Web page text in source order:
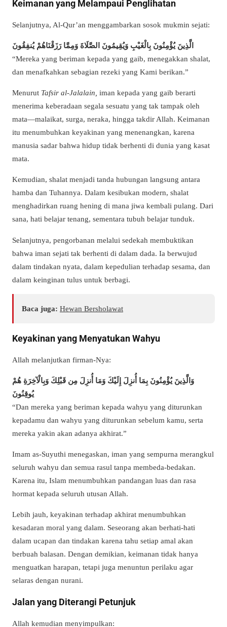
Keimanan yang Melampaui Penglihatan
Selanjutnya, Al-Qur’an menggambarkan sosok mukmin sejati:
الَّذِينَ يُؤْمِنُونَ بِالْغَيْبِ وَيُقِيمُونَ الصَّلَاةَ وَمِمَّا رَزَقْنَاهُمْ يُنفِقُونَ
“Mereka yang beriman kepada yang gaib, menegakkan shalat,
dan menafkahkan sebagian rezeki yang Kami berikan.”
Menurut Tafsir al-Jalalain, iman kepada yang gaib berarti
menerima keberadaan segala sesuatu yang tak tampak oleh
mata—malaikat, surga, neraka, hingga takdir Allah. Keimanan
itu menumbuhkan keyakinan yang menenangkan, karena
manusia sadar bahwa hidup tidak berhenti di dunia yang kasat
mata.
Kemudian, shalat menjadi tanda hubungan langsung antara
hamba dan Tuhannya. Dalam kesibukan modern, shalat
menghadirkan ruang hening di mana jiwa kembali pulang. Dari
sana, hati belajar tenang, sementara tubuh belajar tunduk.
Selanjutnya, pengorbanan melalui sedekah membuktikan
bahwa iman sejati tak berhenti di dalam dada. Ia berwujud
dalam tindakan nyata, dalam kepedulian terhadap sesama, dan
dalam keinginan tulus untuk berbagi.
Baca juga: Hewan Bersholawat
Keyakinan yang Menyatukan Wahyu
Allah melanjutkan firman-Nya:
وَالَّذِينَ يُؤْمِنُونَ بِمَا أُنزِلَ إِلَيْكَ وَمَا أُنزِلَ مِن قَبْلِكَ وَبِالْآخِرَةِ هُمْ
يُوقِنُونَ
“Dan mereka yang beriman kepada wahyu yang diturunkan
kepadamu dan wahyu yang diturunkan sebelum kamu, serta
mereka yakin akan adanya akhirat.”
Imam as-Suyuthi menegaskan, iman yang sempurna merangkul
seluruh wahyu dan semua rasul tanpa membeda-bedakan.
Karena itu, Islam menumbuhkan pandangan luas dan rasa
hormat kepada seluruh utusan Allah.
Lebih jauh, keyakinan terhadap akhirat menumbuhkan
kesadaran moral yang dalam. Seseorang akan berhati-hati
dalam ucapan dan tindakan karena tahu setiap amal akan
berbuah balasan. Dengan demikian, keimanan tidak hanya
menguatkan harapan, tetapi juga menuntun perilaku agar
selaras dengan nurani.
Jalan yang Diterangi Petunjuk
Allah kemudian menyimpulkan: